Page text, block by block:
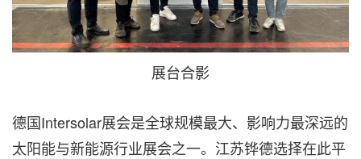
展台合影
德国Intersolar展会是全球规模最大、影响力最深远的
太阳能与新能源行业展会之一。江苏铧德选择在此平